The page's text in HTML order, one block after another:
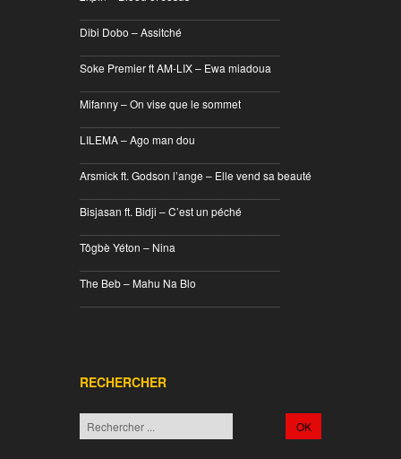
Dibi Dobo – Assitché
Soke Premier ft AM-LIX – Ewa miadoua
Mifanny – On vise que le sommet
LILEMA – Ago man dou
Arsmick ft. Godson l’ange – Elle vend sa beauté
Bisjasan ft. Bidji – C’est un péché
Tôgbè Yéton – Nina
The Beb – Mahu Na Blo
RECHERCHER